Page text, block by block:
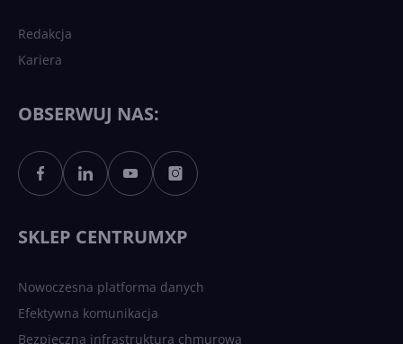
Sztuczna inteligencja po
polsku. Dość barier
Redakcja
Kariera
OBSERWUJ NAS:
SKLEP CENTRUMXP
Nowoczesna platforma danych
Efektywna komunikacja
Bezpieczna infrastruktura chmurowa